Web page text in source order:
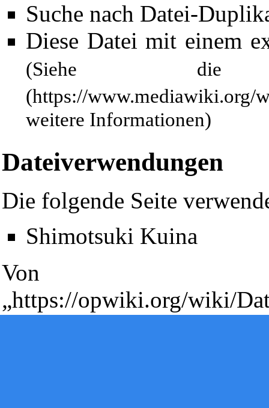
Suche nach Datei-
Diese Datei mit einem
(Siehe
weitere Informationen)
Dateiverwendungen
Die folgende Seite
Shimotsuki Kuina
Von
„https://opwiki.org/wiki/
Diese Seite wurde zuletzt am 8. Oktober 2023 um 17:11 Uhr
Powered byComputer-Base
Datenschutz-Optionen